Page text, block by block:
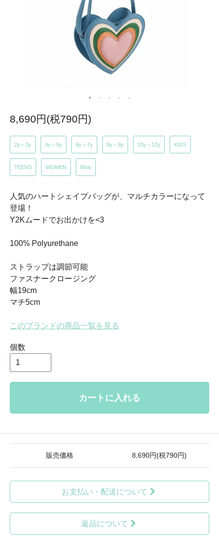
8,690円(税790円)
2y～3y 4y～5y 6y～7y 8y～9y 10y～12y KIDS
TEENS WOMEN Molo
人気のハートシェイプバッグが、マルチカラーになって
登場！
Y2Kムードでお出かけを<3
100% Polyurethane
ストラップは調節可能
ファスナークロージング
幅19cm
マチ5cm
このブランドの商品一覧を見る
個数
カートに入れる
販売価格 8,690円(税790円)
お支払い・配送について
返品について